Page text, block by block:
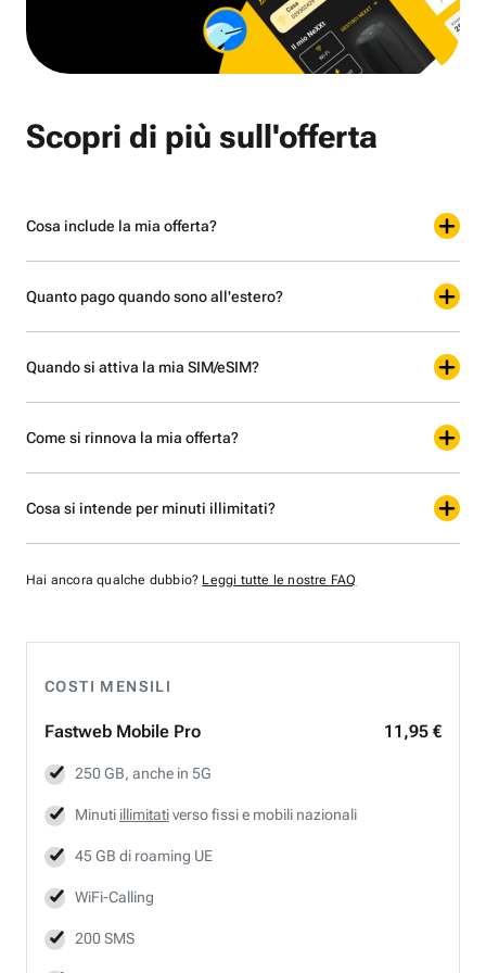
COSTI MENSILI
Fastweb Mobile Pro 11,95 €
250 GB, anche in 5G
Minuti illimitativerso fissi e mobili nazionali
45 GB di roaming UE
WiFi-Calling
200 SMS
Scopri di più sull'offerta
Cosa include la mia offerta?
Quanto pago quando sono all'estero?
Quando si attiva la mia SIM/eSIM?
Come si rinnova la mia offerta?
Cosa si intende per minuti illimitati?
Hai ancora qualche dubbio? Leggi tutte le nostre FAQ